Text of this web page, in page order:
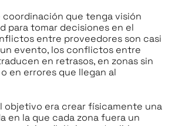
coordinación que tenga visión
para tomar decisiones en el
entre proveedores son casi
evento, los conflictos entre
en retrasos, en zonas sin
en errores que llegan al
objetivo era crear físicamente una
en la que cada zona fuera un